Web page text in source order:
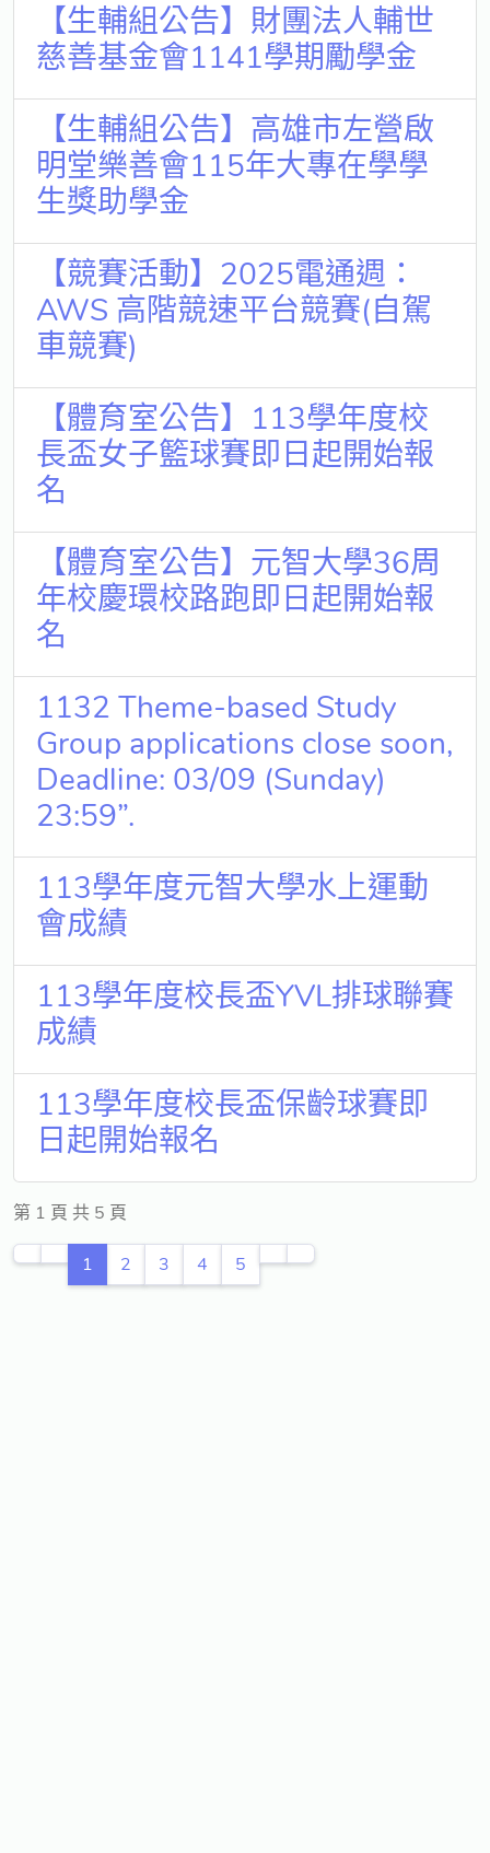
【生輔組公告】財團法人輔世
慈善基金會1141學期勵學金
【生輔組公告】高雄市左營啟
明堂樂善會115年大專在學學
生獎助學金
【競賽活動】2025電通週：
AWS 高階競速平台競賽(自駕
車競賽)
【體育室公告】113學年度校
長盃女子籃球賽即日起開始報
名
【體育室公告】元智大學36周
年校慶環校路跑即日起開始報
名
1132 Theme-based Study
Group applications close soon,
Deadline: 03/09 (Sunday)
23:59”.
113學年度元智大學水上運動
會成績
113學年度校長盃YVL排球聯賽
成績
113學年度校長盃保齡球賽即
日起開始報名
第 1 頁 共 5 頁
1 2 3 4 5